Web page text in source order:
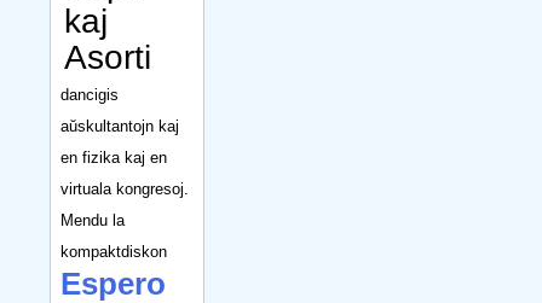
kaj
Asorti
dancigis
aŭskultantojn kaj
en fizika kaj en
virtuala kongresoj.
Mendu la
kompaktdiskon
Espero